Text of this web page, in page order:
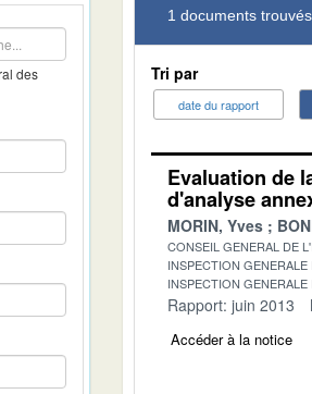
des
1 documents trouvés
Tri par
date du rapport
Evaluation de
d'analyse
MORIN, Yves
CONSEIL GENERAL DE
INSPECTION
INSPECTION
Rapport: juin 2013
Accéder à la notice